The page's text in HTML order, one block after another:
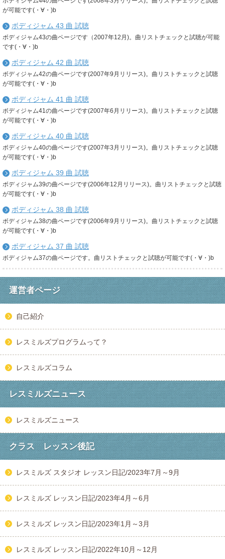
が可能です(・∀・)b
ボディジャム 43 曲 試聴
ボディジャム43の曲ページです（2007年12月)。曲リストチェックと試聴が可能
です(・∀・)b
ボディジャム 42 曲 試聴
ボディジャム42の曲ページです(2007年9月リリース)。曲リストチェックと試聴
が可能です(・∀・)b
ボディジャム 41 曲 試聴
ボディジャム41の曲ページです(2007年6月リリース)。曲リストチェックと試聴
が可能です(・∀・)b
ボディジャム 40 曲 試聴
ボディジャム40の曲ページです(2007年3月リリース)。曲リストチェックと試聴
が可能です(・∀・)b
ボディジャム 39 曲 試聴
ボディジャム39の曲ページです(2006年12月リリース)。曲リストチェックと試聴
が可能です(・∀・)b
ボディジャム 38 曲 試聴
ボディジャム38の曲ページです(2006年9月リリース)。曲リストチェックと試聴
が可能です(・∀・)b
ボディジャム 37 曲 試聴
ボディジャム37の曲ページです。曲リストチェックと試聴が可能です(・∀・)b
運営者ページ
自己紹介
レスミルズプログラムって？
レスミルズコラム
レスミルズニュース
レスミルズニュース
クラス レッスン後記
レスミルズ スタジオ レッスン日記/2023年7月～9月
レスミルズ レッスン日記/2023年4月～6月
レスミルズ レッスン日記/2023年1月～3月
レスミルズ レッスン日記/2022年10月～12月